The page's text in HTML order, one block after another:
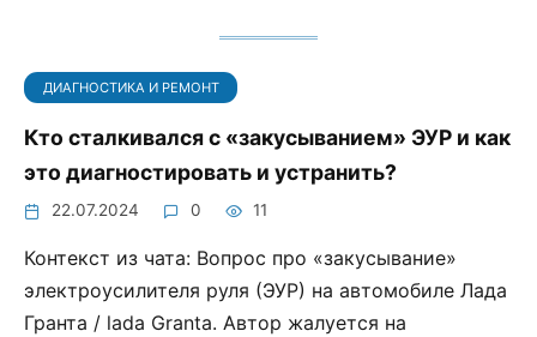
ДИАГНОСТИКА И РЕМОНТ
Кто сталкивался с «закусыванием» ЭУР и как
это диагностировать и устранить?
22.07.2024 0 11
Контекст из чата: Вопрос про «закусывание»
электроусилителя руля (ЭУР) на автомобиле Лада
Гранта / lada Granta. Автор жалуется на